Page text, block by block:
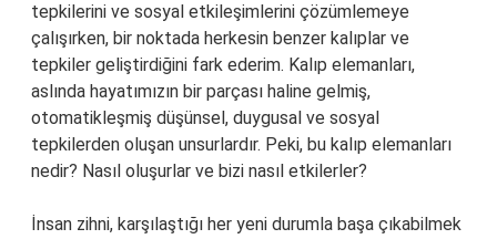
tepkilerini ve sosyal etkileşimlerini çözümlemeye
çalışırken, bir noktada herkesin benzer kalıplar ve
tepkiler geliştirdiğini fark ederim. Kalıp elemanları,
aslında hayatımızın bir parçası haline gelmiş,
otomatikleşmiş düşünsel, duygusal ve sosyal
tepkilerden oluşan unsurlardır. Peki, bu kalıp elemanları
nedir? Nasıl oluşurlar ve bizi nasıl etkilerler?
İnsan zihni, karşılaştığı her yeni durumla başa çıkabilmek